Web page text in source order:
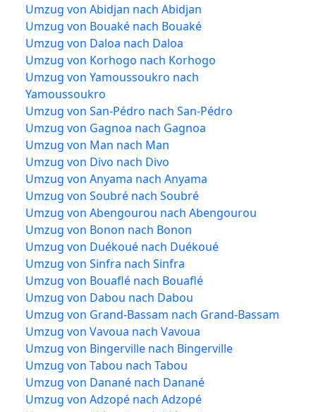
Umzug von Abidjan nach Abidjan
Umzug von Bouaké nach Bouaké
Umzug von Daloa nach Daloa
Umzug von Korhogo nach Korhogo
Umzug von Yamoussoukro nach
Yamoussoukro
Umzug von San-Pédro nach San-Pédro
Umzug von Gagnoa nach Gagnoa
Umzug von Man nach Man
Umzug von Divo nach Divo
Umzug von Anyama nach Anyama
Umzug von Soubré nach Soubré
Umzug von Abengourou nach Abengourou
Umzug von Bonon nach Bonon
Umzug von Duékoué nach Duékoué
Umzug von Sinfra nach Sinfra
Umzug von Bouaflé nach Bouaflé
Umzug von Dabou nach Dabou
Umzug von Grand-Bassam nach Grand-Bassam
Umzug von Vavoua nach Vavoua
Umzug von Bingerville nach Bingerville
Umzug von Tabou nach Tabou
Umzug von Danané nach Danané
Umzug von Adzopé nach Adzopé